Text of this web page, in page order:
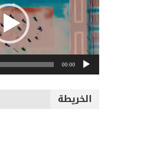
00:00
الخريطة